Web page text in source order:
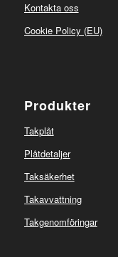
Kontakta oss
Cookie Policy (EU)
Produkter
Takplåt
Plåtdetaljer
Taksäkerhet
Takavvattning
Takgenomföringar